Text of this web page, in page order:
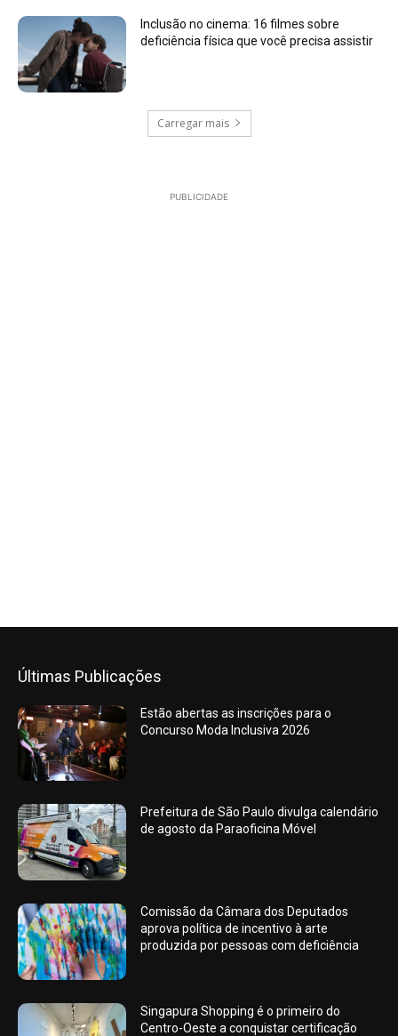
Inclusão no cinema: 16 filmes sobre
deficiência física que você precisa assistir
Carregar mais
PUBLICIDADE
Últimas Publicações
Estão abertas as inscrições para o
Concurso Moda Inclusiva 2026
Prefeitura de São Paulo divulga calendário
de agosto da Paraoficina Móvel
Comissão da Câmara dos Deputados
aprova política de incentivo à arte
produzida por pessoas com deficiência
Singapura Shopping é o primeiro do
Centro-Oeste a conquistar certificação